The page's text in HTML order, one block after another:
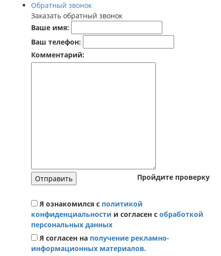
Обратный звонок
Заказать обратный звонок
Ваше имя:
Ваш телефон:
Комментарий:
Пройдите проверку
Отправить
Я ознакомился с политикой
конфиденциальности и согласен с обработкой
персональных данных
Я согласен на получение рекламно-
информационных материалов.